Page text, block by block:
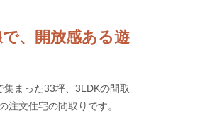
、開放感ある遊
まった33坪、3LDKの間取
注文住宅の間取りです。